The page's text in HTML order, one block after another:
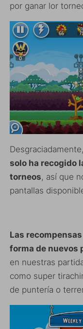
por ganar lor
Desgraciadamente,
solo ha recogido
torneos, así que
pantallas
Las
forma de nuevos
en nuestras
como super
de puntería o